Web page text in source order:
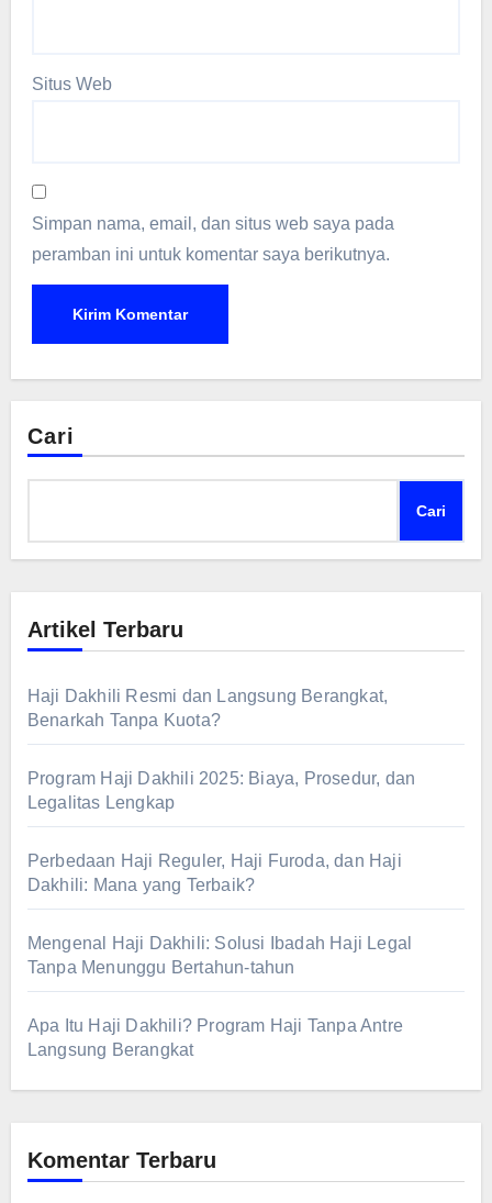
Situs Web
Simpan nama, email, dan situs web saya pada
peramban ini untuk komentar saya berikutnya.
Cari
Cari
Artikel Terbaru
Haji Dakhili Resmi dan Langsung Berangkat,
Benarkah Tanpa Kuota?
Program Haji Dakhili 2025: Biaya, Prosedur, dan
Legalitas Lengkap
Perbedaan Haji Reguler, Haji Furoda, dan Haji
Dakhili: Mana yang Terbaik?
Mengenal Haji Dakhili: Solusi Ibadah Haji Legal
Tanpa Menunggu Bertahun-tahun
Apa Itu Haji Dakhili? Program Haji Tanpa Antre
Langsung Berangkat
Komentar Terbaru